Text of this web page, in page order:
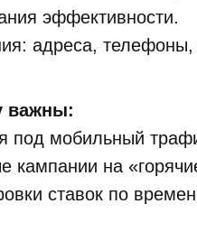
эффективности.
адреса,
важны:
под мобильный
кампании на
ставок по